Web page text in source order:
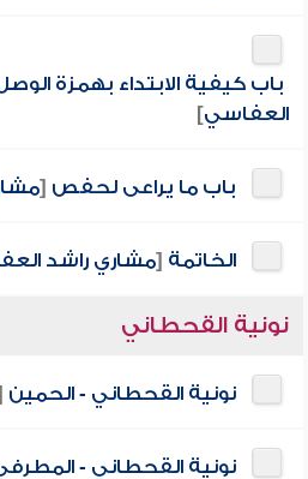
باب كيفية الابتداء بهمزة
العفاسي]
باب ما يراعى لحفص [
الخاتمة [مشاري راشد
نونية القحطاني
نونية القحطاني - الحمين
نونية القحطاني -